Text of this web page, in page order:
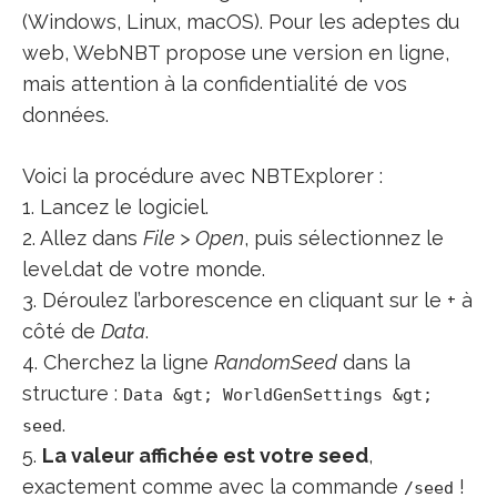
(Windows, Linux, macOS). Pour les adeptes du
web, WebNBT propose une version en ligne,
mais attention à la confidentialité de vos
données.
Voici la procédure avec NBTExplorer :
1. Lancez le logiciel.
2. Allez dans File > Open, puis sélectionnez le
level.dat de votre monde.
3. Déroulez l’arborescence en cliquant sur le + à
côté de Data.
4. Cherchez la ligne RandomSeed dans la
structure : Data &gt; WorldGenSettings &gt;
seed.
5. La valeur affichée est votre seed,
exactement comme avec la commande /seed !